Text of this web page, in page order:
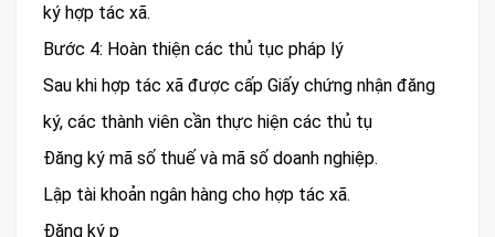
ký hợp tác xã.
Bước 4: Hoàn thiện các thủ tục pháp lý
Sau khi hợp tác xã được cấp Giấy chứng nhận đăng
ký, các thành viên cần thực hiện các thủ tụ
Đăng ký mã số thuế và mã số doanh nghiệp.
Lập tài khoản ngân hàng cho hợp tác xã.
Đăng ký p